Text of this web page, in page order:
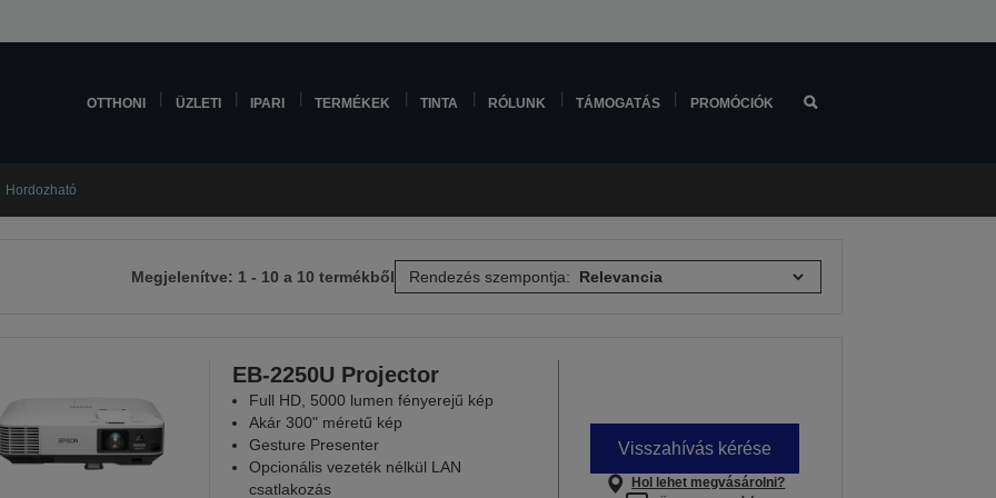
OTTHONI ÜZLETI IPARI TERMÉKEK TINTA RÓLUNK TÁMOGATÁS PROMÓCIÓK
Hordozható
Megjelenítve: 1 - 10 a 10 termékből Rendezés szempontja:
EB-2250U Projector
Full HD, 5000 lumen fényerejű kép
Akár 300" méretű kép
Gesture Presenter
Opcionális vezeték nélkül LAN
csatlakozás
Visszahívás kérése
Hol lehet megvásárolni?